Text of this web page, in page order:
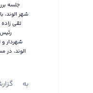
جلسه
شهر الوند،
تقی
شهردار
الوند، در
به